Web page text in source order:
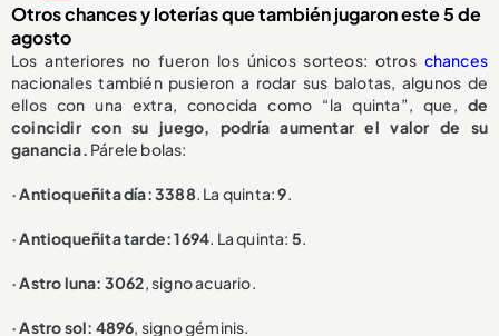
Otros chances y loterías que también jugaron este 5 de
agosto
Los anteriores no fueron los únicos sorteos: otros chances
nacionales también pusieron a rodar sus balotas, algunos de
ellos con una extra, conocida como “la quinta”, que, de
coincidir con su juego, podría aumentar el valor de su
ganancia. Párele bolas:
· Antioqueñita día: 3388. La quinta:9.
· Antioqueñita tarde: 1694. La quinta: 5.
· Astro luna: 3062, signo acuario.
· Astro sol: 4896, signo géminis.